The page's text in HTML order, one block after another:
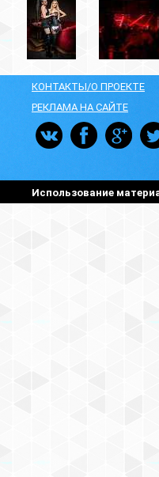
КОНТАКТЫ/О ПРОЕКТЕ
РЕКЛАМА НА САЙТЕ
Использование